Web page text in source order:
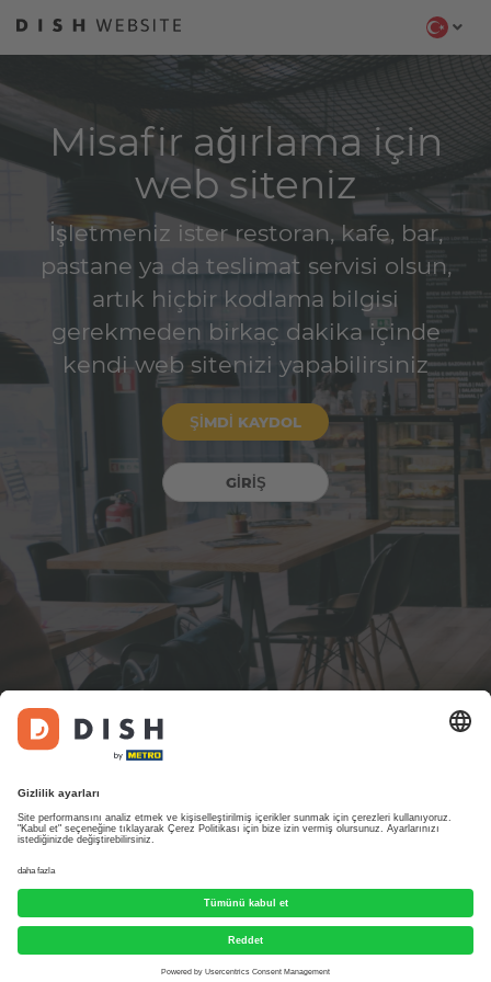
Misafir ağırlama için
web siteniz
İşletmeniz ister restoran, kafe, bar,
pastane ya da teslimat servisi olsun,
artık hiçbir kodlama bilgisi
gerekmeden birkaç dakika içinde
kendi web sitenizi yapabilirsiniz
ŞIMDI KAYDOL
GIRIŞ
DISH Digital Solutions GmbH tarafından tasarlanmıştır. Tüm hakları saklıdır.
Sıkça sorulan sorular